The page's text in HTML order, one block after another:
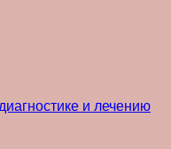
и лечению